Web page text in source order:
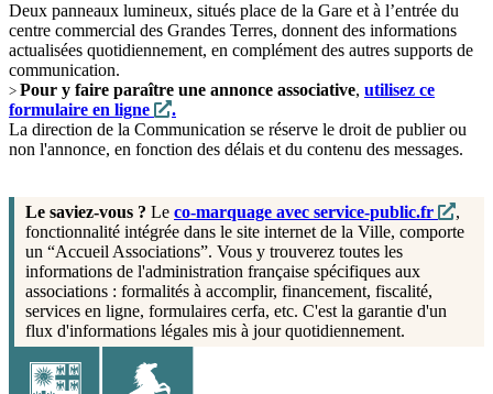
Deux panneaux lumineux, situés place de la Gare et à l’entrée du
centre commercial des Grandes Terres, donnent des informations
actualisées quotidiennement, en complément des autres supports de
communication.
> Pour y faire paraître une annonce associative, utilisez ce
formulaire en ligne
.
La direction de la Communication se réserve le droit de publier ou
non l'annonce, en fonction des délais et du contenu des messages.
Le saviez-vous ? Le co-marquage avec service-public.fr
,
fonctionnalité intégrée dans le site internet de la Ville, comporte
un “Accueil Associations”. Vous y trouverez toutes les
informations de l'administration française spécifiques aux
associations : formalités à accomplir, financement, fiscalité,
services en ligne, formulaires cerfa, etc. C'est la garantie d'un
flux d'informations légales mis à jour quotidiennement.